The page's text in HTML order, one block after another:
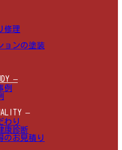
修理
ョンの塗装
–
例
–
わり
康診断
のお見積り